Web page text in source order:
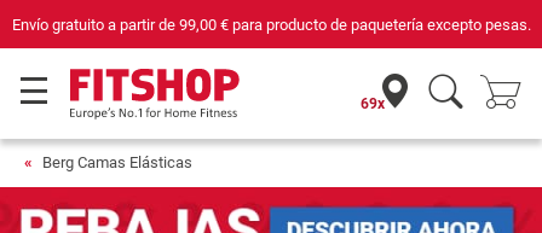
Compra con seguridad en Fitshop, comercio con sello de Confianza Online.
69x
Berg Camas Elásticas